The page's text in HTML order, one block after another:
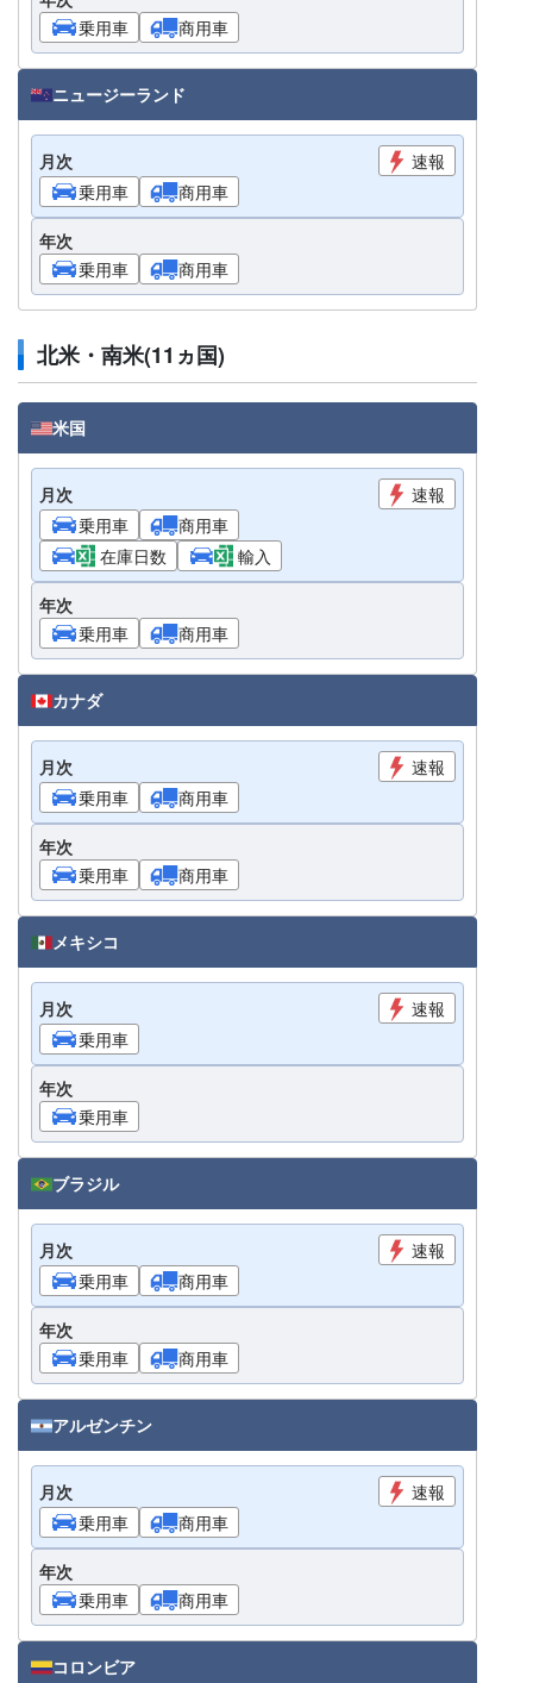
乗用車
商用車
ニュージーランド
月次
速報
乗用車
商用車
年次
乗用車
商用車
北米・南米(11ヵ国)
米国
月次
速報
乗用車
商用車
在庫日数
輸入
年次
乗用車
商用車
カナダ
月次
速報
乗用車
商用車
年次
乗用車
商用車
メキシコ
月次
速報
乗用車
年次
乗用車
ブラジル
月次
速報
乗用車
商用車
年次
乗用車
商用車
アルゼンチン
月次
速報
乗用車
商用車
年次
乗用車
商用車
コロンビア